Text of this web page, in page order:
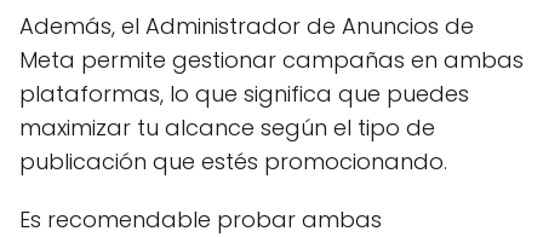
Además, el Administrador de Anuncios de
Meta permite gestionar campañas en ambas
plataformas, lo que significa que puedes
maximizar tu alcance según el tipo de
publicación que estés promocionando.
Es recomendable probar ambas